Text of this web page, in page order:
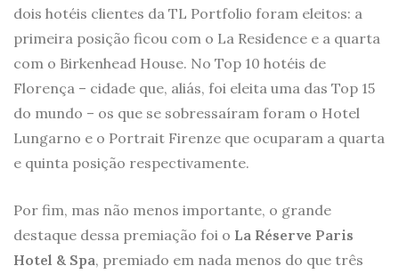
dois hotéis clientes da TL Portfolio foram eleitos: a
primeira posição ficou com o La Residence e a quarta
com o Birkenhead House. No Top 10 hotéis de
Florença – cidade que, aliás, foi eleita uma das Top 15
do mundo – os que se sobressaíram foram o Hotel
Lungarno e o Portrait Firenze que ocuparam a quarta
e quinta posição respectivamente.
Por fim, mas não menos importante, o grande
destaque dessa premiação foi o La Réserve Paris
Hotel & Spa, premiado em nada menos do que três